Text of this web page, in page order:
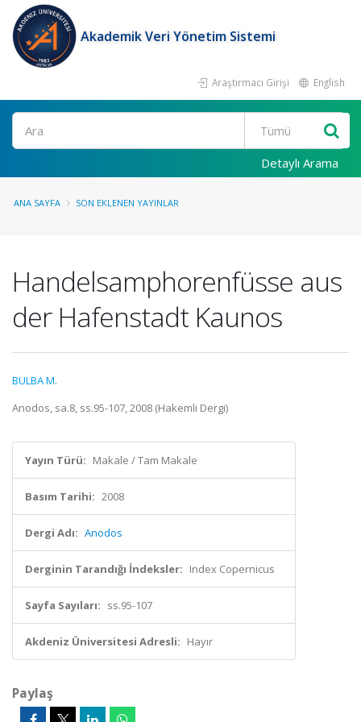
Akademik Veri Yönetim Sistemi
Araştırmacı Girişi English
Ara
Detaylı Arama
ANA SAYFA SON EKLENEN YAYINLAR
Handelsamphorenfüsse aus
der Hafenstadt Kaunos
BULBA M.
Anodos, sa.8, ss.95-107, 2008 (Hakemli Dergi)
Yayın Türü: Makale / Tam Makale
Basım Tarihi: 2008
Dergi Adı: Anodos
Derginin Tarandığı İndeksler: Index Copernicus
Sayfa Sayıları: ss.95-107
Akdeniz Üniversitesi Adresli: Hayır
Paylaş